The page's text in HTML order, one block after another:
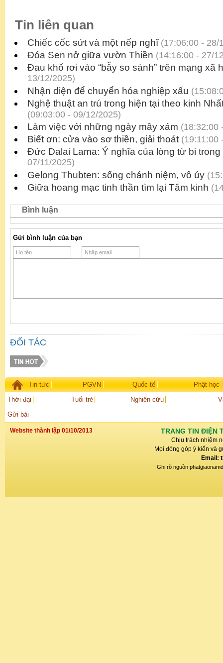
Tin liên quan
Chiếc cốc sứt và một nếp nghĩ(17:06:00 - 28/
Đóa Sen nở giữa vườn Thiền (14:16:00 - 27/
Đau khổ rơi vào “bẫy so sánh” trên mạng xã
13/12/2025)
Nhận diện để chuyển hóa nghiệp xấu
Nghệ thuật an trú trong hiện tại theo kinh
(09:03:00 - 09/12/2025)
Làm việc với những ngày mây xám (18:32:00
Biết ơn: cửa vào sơ thiền, giải thoát (19:11:00
Đức Dalai Lama: Ý nghĩa của lòng từ bi
07/11/2025)
Gelong Thubten: sống chánh niệm, vô úy
Giữa hoang mạc tinh thần tìm lại Tâm kinh
Bình luận
Gửi bình luận của bạn
ĐỐI TÁC
Tin tức PGVN Quốc tế
Phật học
Thời đại
Tuổi trẻ Nghiên cứu
Gửi bài
Website thành lập 01/10/2013 TRANG TIN ĐIỆN
Chịu trách nhiệm
Mọi đóng góp ý kiến và
Email:
Ghi rõ nguồn